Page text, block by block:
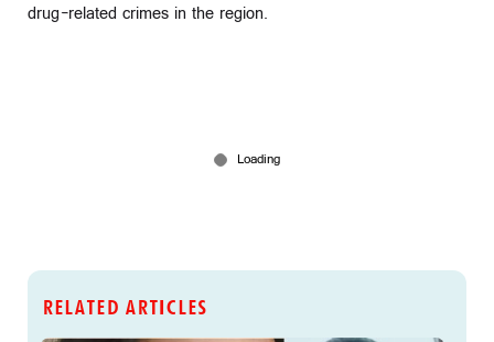
drug-related crimes in the region.
RELATED ARTICLES